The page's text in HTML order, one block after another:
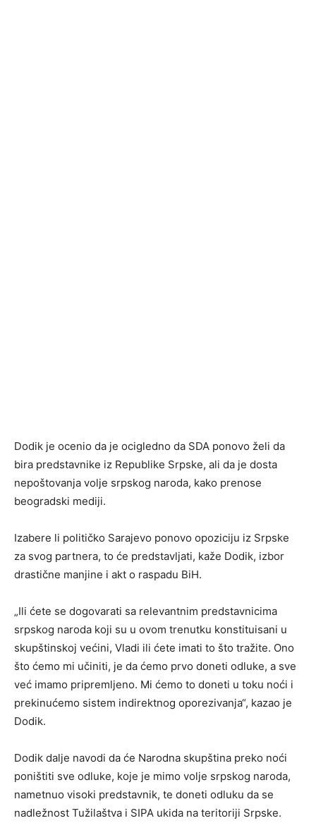
Dodik je ocenio da je ocigledno da SDA ponovo želi da
bira predstavnike iz Republike Srpske, ali da je dosta
nepoštovanja volje srpskog naroda, kako prenose
beogradski mediji.
Izabere li političko Sarajevo ponovo opoziciju iz Srpske
za svog partnera, to će predstavljati, kaže Dodik, izbor
drastične manjine i akt o raspadu BiH.
„Ili ćete se dogovarati sa relevantnim predstavnicima
srpskog naroda koji su u ovom trenutku konstituisani u
skupštinskoj većini, Vladi ili ćete imati to što tražite. Ono
što ćemo mi učiniti, je da ćemo prvo doneti odluke, a sve
već imamo pripremljeno. Mi ćemo to doneti u toku noći i
prekinućemo sistem indirektnog oporezivanja“, kazao je
Dodik.
Dodik dalje navodi da će Narodna skupština preko noći
poništiti sve odluke, koje je mimo volje srpskog naroda,
nametnuo visoki predstavnik, te doneti odluku da se
nadležnost Tužilaštva i SIPA ukida na teritoriji Srpske.